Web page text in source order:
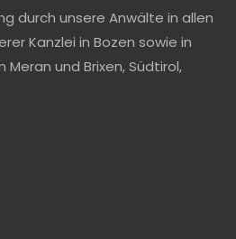
durch unsere Anwälte in allen
Kanzlei in Bozen sowie in
und Brixen, Südtirol,